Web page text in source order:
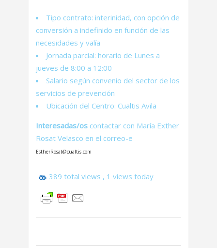
Tipo contrato: interinidad, con opción de
conversión a indefinido en función de las
necesidades y valía
Jornada parcial: horario de Lunes a
jueves de 8:00 a 12:00
Salario según convenio del sector de los
servicios de prevención
Ubicación del Centro: Cualtis Avila
Interesadas/os contactar con María Exther
Rosat Velasco en el correo-e
EstherRosat@cualtis.com
389 total views , 1 views today